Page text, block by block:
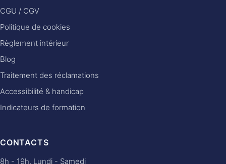
CGU / CGV
Politique de cookies
Règlement intérieur
Blog
Traitement des réclamations
Accessibilité & handicap
Indicateurs de formation
CONTACTS
8h - 19h, Lundi - Samedi